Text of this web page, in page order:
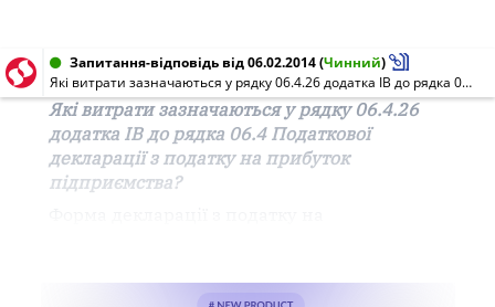
Запитання-відповідь від 06.02.2014(Чинний)
Які витрати зазначаються у рядку 06.4.26 додатка ІВ до рядка 06.4 Податкової декларації з податку на прибуток підприємства?
Які витрати зазначаються у рядку 06.4.26
додатка ІВ до рядка 06.4 Податкової
декларації з податку на прибуток
підприємства?